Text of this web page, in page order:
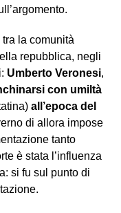
la comunità
repubblica, negli
Umberto Veronesi,
con umiltà
all’epoca del
di allora impose
tanto
è stata l’influenza
si fu sul punto di